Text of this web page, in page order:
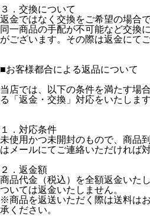
３．交換について
返金ではなく交換をご希望の場合
同一商品の手配が不可能など交換
がございます。その際は返金にて
■お客様都合による返品について
当店では、以下の条件を満たす場
る「返金・交換」対応をいたしま
１．対応条件
未使用かつ未開封のもので、商品
はメールにてご連絡いただければ
２．返金額
商品代金（税込）を全額返金いた
ついては返金いたしません。
※商品を返送いただく際は送料は
承ください。